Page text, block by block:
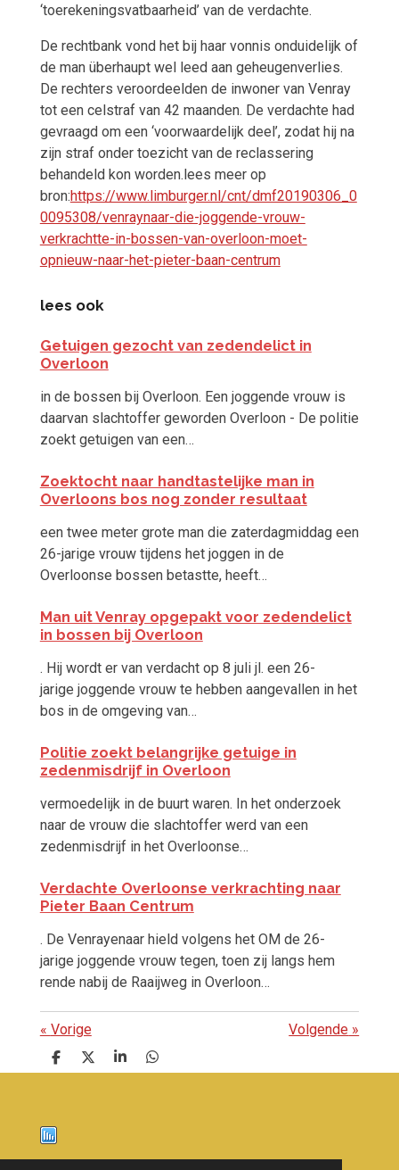
‘toerekeningsvatbaarheid’ van de verdachte.
De rechtbank vond het bij haar vonnis onduidelijk of
de man überhaupt wel leed aan geheugenverlies.
De rechters veroordeelden de inwoner van Venray
tot een celstraf van 42 maanden. De verdachte had
gevraagd om een ‘voorwaardelijk deel’, zodat hij na
zijn straf onder toezicht van de reclassering
behandeld kon worden.lees meer op
bron:https://www.limburger.nl/cnt/dmf20190306_0
0095308/venraynaar-die-joggende-vrouw-
verkrachtte-in-bossen-van-overloon-moet-
opnieuw-naar-het-pieter-baan-centrum
lees ook
Getuigen gezocht van zedendelict in
Overloon
in de bossen bij Overloon. Een joggende vrouw is
daarvan slachtoffer geworden Overloon - De politie
zoekt getuigen van een…
Zoektocht naar handtastelijke man in
Overloons bos nog zonder resultaat
een twee meter grote man die zaterdagmiddag een
26-jarige vrouw tijdens het joggen in de
Overloonse bossen betastte, heeft…
Man uit Venray opgepakt voor zedendelict
in bossen bij Overloon
. Hij wordt er van verdacht op 8 juli jl. een 26-
jarige joggende vrouw te hebben aangevallen in het
bos in de omgeving van…
Politie zoekt belangrijke getuige in
zedenmisdrijf in Overloon
vermoedelijk in de buurt waren. In het onderzoek
naar de vrouw die slachtoffer werd van een
zedenmisdrijf in het Overloonse…
Verdachte Overloonse verkrachting naar
Pieter Baan Centrum
. De Venrayenaar hield volgens het OM de 26-
jarige joggende vrouw tegen, toen zij langs hem
rende nabij de Raaijweg in Overloon…
« Vorige Volgende »
D
e
D
e
S
h
D
e